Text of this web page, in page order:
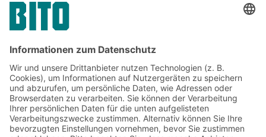
Jetzt beim BITO Newsletter
anmelden: